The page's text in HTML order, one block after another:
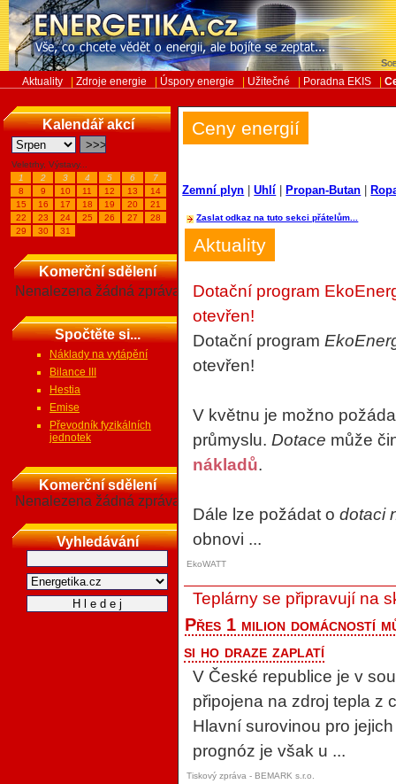
Aktuality Zdroje energie Úspory energie Užitečné Poradna EKIS
Kalendář akcí
Veletrhy, Výstavy...
1
2 3 4 5 6
7
8
9 10 11 12 13
14
15
16 17 18 19 20
21
22
23 24 25 26 27
28
29
30 31
Komerční sdělení
Nenalezena žádná zpráva
Spočtěte si...
Náklady na vytápění
Bilance III
Hestia
Emise
Převodník fyzikálních
jednotek
Komerční sdělení
Nenalezena žádná zpráva
Vyhledávání
Ceny energií
Zemní plyn |Uhlí Propan-Butan
Zaslat odkaz na tuto sekci přátelům...
Aktuality
Dotační program
otevřen!
Dotační program
otevřen!
V květnu je možno
průmyslu.Dotace může
nákladů.
Dále lze požádat odotaci
obnovi ...
EkoWATT
Teplárny se připravují na
Přes 1 milion domácností
si ho draze zaplatí
V České republice je v
připojena na zdroj tepla z
Hlavní surovinou pro
prognóz je však u ...
Tiskový zpráva - BEMARK s.r.o.